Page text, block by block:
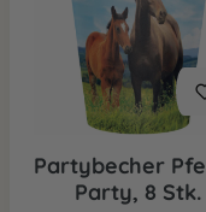
Partybecher
Party, 8 Stk.